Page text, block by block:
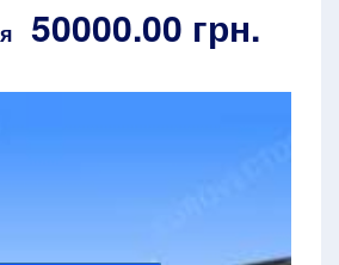
50000.00 грн.